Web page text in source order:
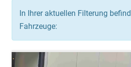
In Ihrer aktuellen Filterung
Fahrzeuge: